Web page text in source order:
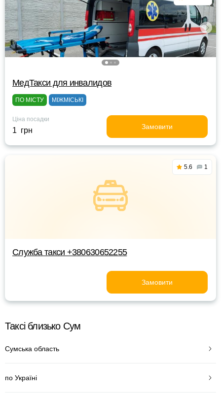
МедТакси для инвалидов
ПО МІСТУ МІЖМІСЬКІ
Ціна посадки
1 грн Замовити
5.6 1
Служба такси +380630652255
Замовити
Таксі близько Сум
Сумська область
по Україні